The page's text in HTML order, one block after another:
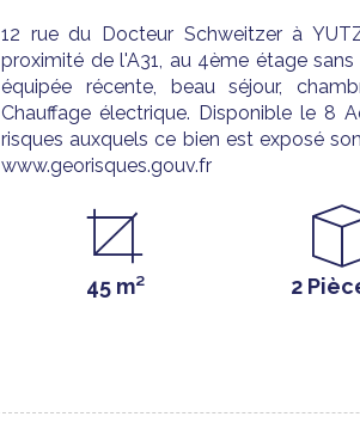
12 rue du Docteur Schweitzer à
proximité de l'A31, au 4ème étage
équipée récente, beau séjour,
Chauffage électrique. Disponible le 8
risques auxquels ce bien est exposé
www.georisques.gouv.fr
45 m² 2